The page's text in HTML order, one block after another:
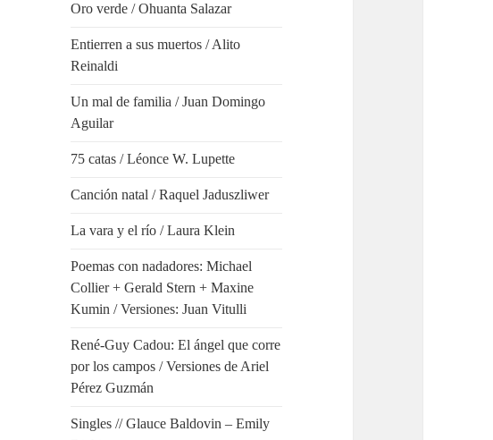
Oro verde / Ohuanta Salazar
Entierren a sus muertos / Alito
Reinaldi
Un mal de familia / Juan Domingo
Aguilar
75 catas / Léonce W. Lupette
Canción natal / Raquel Jaduszliwer
La vara y el río / Laura Klein
Poemas con nadadores: Michael
Collier + Gerald Stern + Maxine
Kumin / Versiones: Juan Vitulli
René-Guy Cadou: El ángel que corre
por los campos / Versiones de Ariel
Pérez Guzmán
Singles // Glauce Baldovin – Emily